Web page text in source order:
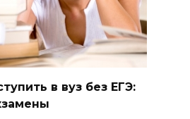
в вуз без ЕГЭ: